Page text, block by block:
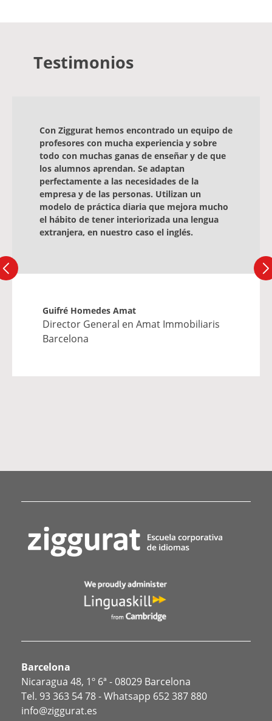
Testimonios
Con Ziggurat hemos encontrado un equipo de
profesores con mucha experiencia y sobre
todo con muchas ganas de enseñar y de que
los alumnos aprendan. Se adaptan
perfectamente a las necesidades de la
empresa y de las personas. Utilizan un
modelo de práctica diaria que mejora mucho
el hábito de tener interiorizada una lengua
extranjera, en nuestro caso el inglés.
Guifré Homedes Amat
Director General en Amat Immobiliaris
Barcelona
Barcelona
Nicaragua 48, 1º 6ª - 08029 Barcelona
Tel. 93 363 54 78- Whatsapp 652 387 880
info@ziggurat.es